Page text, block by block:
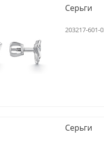
Серьги
203217-601-
Серьги